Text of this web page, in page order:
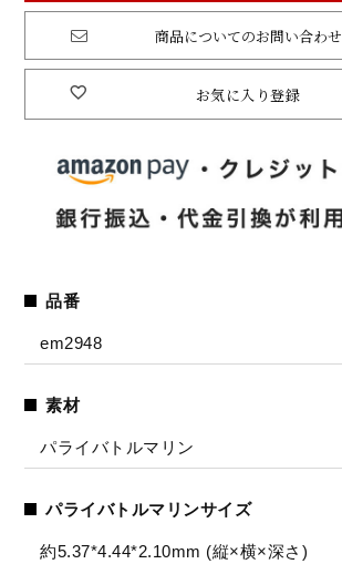
お気に入り登録
商品についてのお問い合わせ
品番
em2948
素材
パライバトルマリン
パライバトルマリンサイズ
約5.37*4.44*2.10mm (縦×横×深さ)